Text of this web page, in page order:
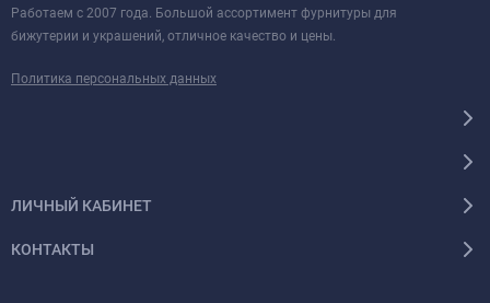
Работаем с 2007 года. Большой ассортимент фурнитуры для
бижутерии и украшений, отличное качество и цены.
Политика персональных данных
ЛИЧНЫЙ КАБИНЕТ
КОНТАКТЫ